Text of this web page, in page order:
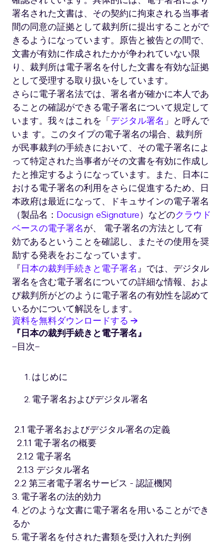
弁
護
士
署名された文書は、その契約に拘束される当事者
間の同意の証拠として裁判所に提出することがで
きるようになっています。原告と被告との間で、
文書が有効に作成されたかが争われていない限
り、裁判所は電子署名を付した文書を有効な証拠
として受理する取り扱いをしています。
さらに電子署名法では、署名者が確かに本人であ
ることの確認ができる電子署名について規定して
います。我々はこれを「デジタル署名」と呼んで
いま す。このタイプの電子署名の場合、裁判所
が民事裁判の手続きにおいて、その電子署名によ
って特定された当事者がその文書を有効に作成し
たと推定するようになっています。また、日本に
おける電子署名の利用をさらに促進するため、日
本政府は最近になって、ドキュサインの電子署名
（製品名： Docusign eSignature）などのクラウド
ベースの電子署名が、 電子署名の方法として有
効であるということを確認し、またその使用を奨
励する発表をおこなっています。
『日本の裁判手続きと電子署名 』では、デジタル
署名を含む電子署名についての詳細な情報、およ
び裁判所がどのように電子署名の有効性を認めて
いるかについて解説をします。
資料を無料ダウンロードする →
『日本の裁判手続きと電子署名』
−目次−
はじめに
電子署名およびデジタル署名
2.1 電子署名およびデジタル署名の定義
2.1.1 電子署名の概要
2.1.2 電子署名
2.1.3 デジタル署名
2.2 第三者電子署名サービス - 認証機関
3. 電子署名の法的効力
4. どのような文書に電子署名を用いることができ
るか
5. 電子署名を付された書類を受け入れた判例